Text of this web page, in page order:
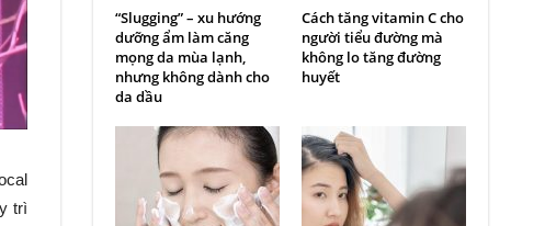
trì
“Slugging” – xu hướng
dưỡng ẩm làm căng
mọng da mùa lạnh,
nhưng không dành cho
da dầu
Cách tăng vitamin C cho
người tiểu đường mà
không lo tăng đường
huyết